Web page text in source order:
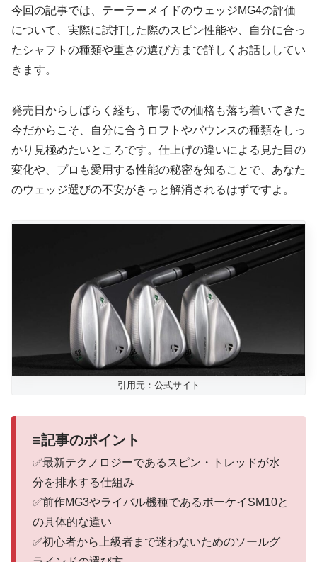
今回の記事では、テーラーメイドのウェッジMG4の評価
について、実際に試打した際のスピン性能や、自分に合っ
たシャフトの種類や重さの選び方まで詳しくお話ししてい
きます。
発売日からしばらく経ち、市場での価格も落ち着いてきた
今だからこそ、自分に合うロフトやバウンスの種類をしっ
かり見極めたいところです。仕上げの違いによる見た目の
変化や、プロも愛用する性能の秘密を知ることで、あなた
のウェッジ選びの不安がきっと解消されるはずですよ。
引用元：公式サイト
≡記事のポイント
✅最新テクノロジーであるスピン・トレッドが水
分を排水する仕組み
✅前作MG3やライバル機種であるボーケイSM10と
の具体的な違い
✅初心者から上級者まで迷わないためのソールグ